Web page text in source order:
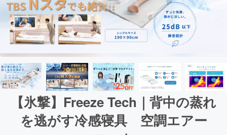
【氷撃】Freeze Tech｜背中の蒸れ
を逃がす冷感寝具 空調エアー